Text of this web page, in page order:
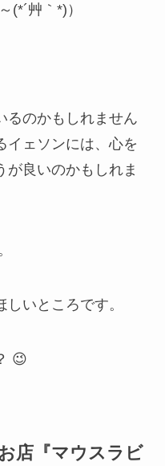
艸｀*)）
るのかもしれません
イェソンには、心を
が良いのかもしれま
いところです。
😉
店『マウスラビ